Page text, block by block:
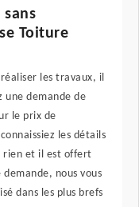
Toiture
les travaux, il
une demande de
le prix de
les détails
rien et il est offert
nous vous
dans les plus brefs